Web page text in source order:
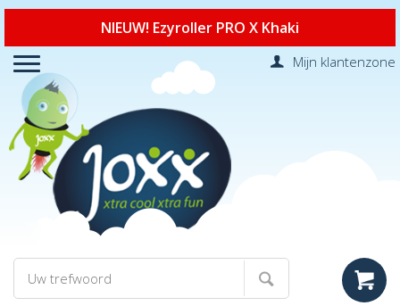
NIEUW! Ezyroller PRO X Khaki
Mijn klantenzone